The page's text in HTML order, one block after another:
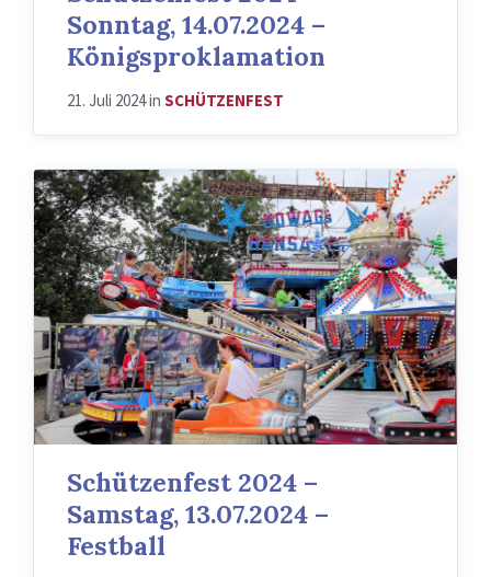
Sonntag, 14.07.2024 –
Königsproklamation
21. Juli 2024in SCHÜTZENFEST
Schützenfest 2024 –
Samstag, 13.07.2024 –
Festball